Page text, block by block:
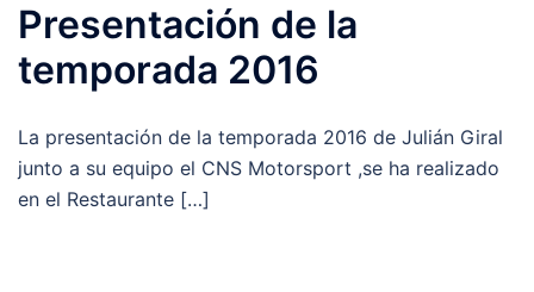
Presentación de la
temporada 2016
La presentación de la temporada 2016 de Julián Giral
junto a su equipo el CNS Motorsport ,se ha realizado
en el Restaurante […]